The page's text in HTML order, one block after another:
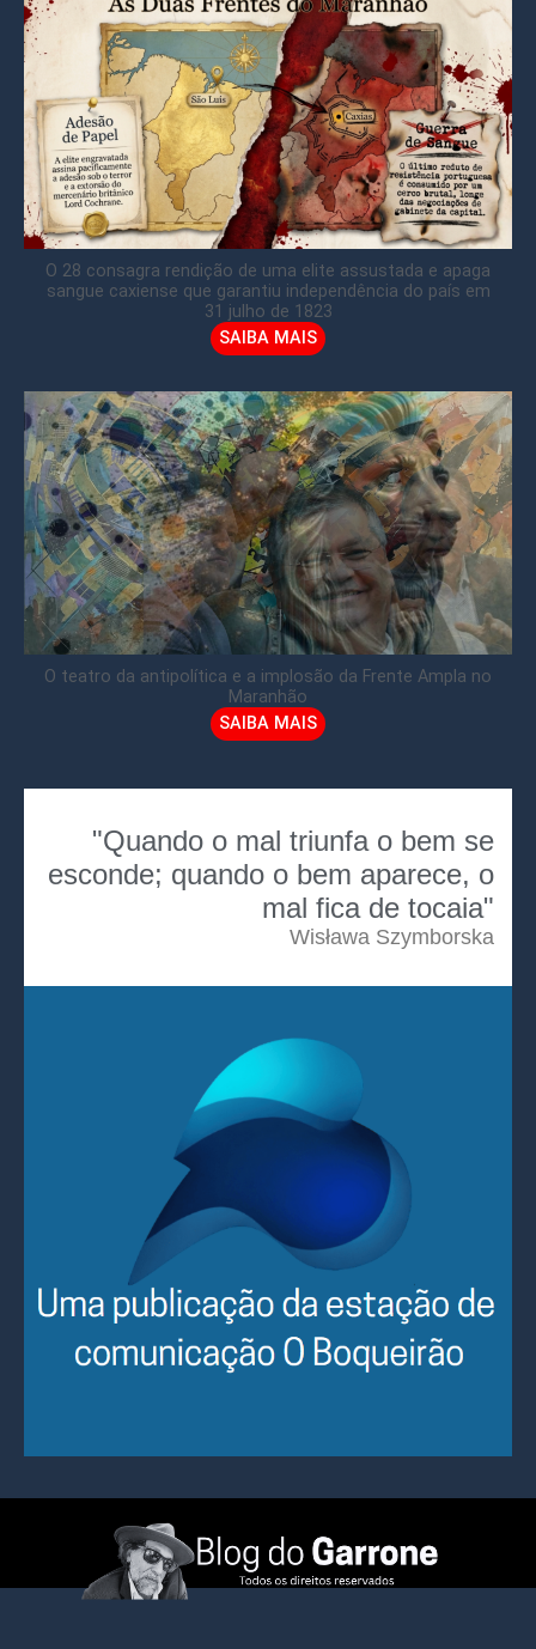
O 28 consagra rendição de uma elite assustada e apaga
sangue caxiense que garantiu independência do país em
31 julho de 1823
SAIBA MAIS
O teatro da antipolítica e a implosão da Frente Ampla no
Maranhão
SAIBA MAIS
"Quando o mal triunfa o bem se
esconde; quando o bem aparece, o
mal fica de tocaia"
Wisława Szymborska